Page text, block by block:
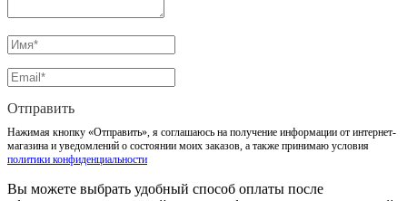
Отправить
Нажимая кнопку «Отправить», я соглашаюсь на получение информации от интернет-
магазина и уведомлений о состоянии моих заказов, а также принимаю условия
политики конфиденциальности
Вы можете выбрать удобный способ оплаты после